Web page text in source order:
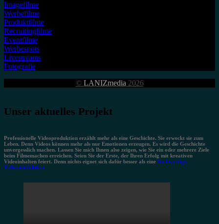
Imagefilme
Werbefilme
Produktfilme
Recruitingfilme
Eventfilme
Werbespots
Livestreams
Fotografie
© LANIZmedia2026
Unser aktuelles Projekt
Professionelle Videoproduktion erzählt mehr als eine Geschichte. Sie erweckt sie zum
Leben. Denn Videos können mehr als nur Emotionen erzeugen. Es wird die Geschichte
unvergesslich machen. Lassen Sie mich Ihnen also zeigen, wie Sie ein oder mehrere Ziele
beim Filmemachen erreichen. Seien Sie der Erste, der Ihren Erfolg mit kreativen
Videoinhalten feiert. Denn nichts eignet sich dafür besser als eine hochwertige
Videoproduktion.